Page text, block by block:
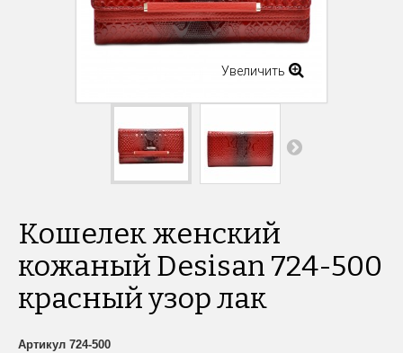
Увеличить
Кошелек женский
кожаный Desisan 724-500
красный узор лак
Артикул 724-500